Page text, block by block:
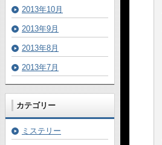
2013年10月
2013年9月
2013年8月
2013年7月
カテゴリー
ミステリー